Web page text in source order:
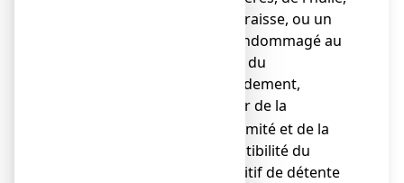
de la graisse, ou un
joint endommagé au
niveau du
raccordement,
s'assurer de la
conformité et de la
compatibilité du
dispositif de détente